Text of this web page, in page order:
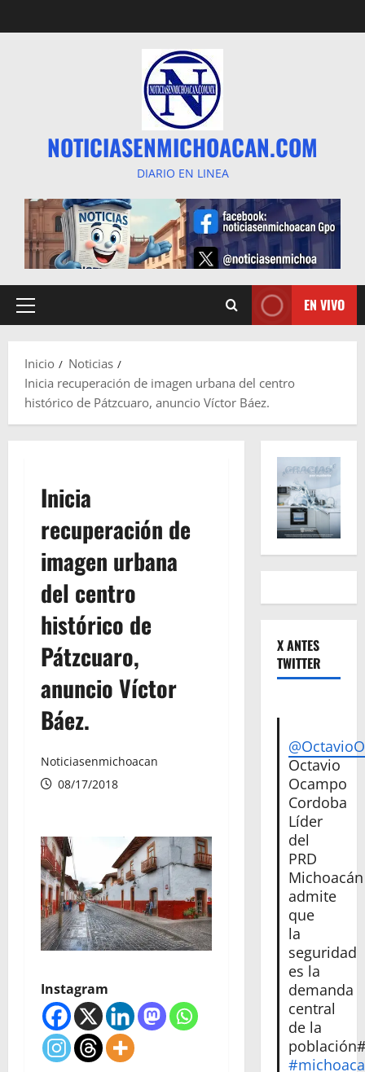
al
NOTICIASENMICHOACAN.COM
DIARIO EN LINEA
Menú
EN VIVO
Inicio
Noticias
Inicia recuperación de imagen urbana del centro
histórico de Pátzcuaro, anuncio Víctor Báez.
Inicia
recuperación de
imagen urbana
del centro
histórico de
Pátzcuaro,
anuncio Víctor
Báez.
Noticiasenmichoacan
08/17/2018
Instagram
X ANTES
TWITTER
Octavio
Ocampo
Cordoba
Líder
del
PRD
Michoacán
admite
que
la
seguridad
es la
demanda
central
de la